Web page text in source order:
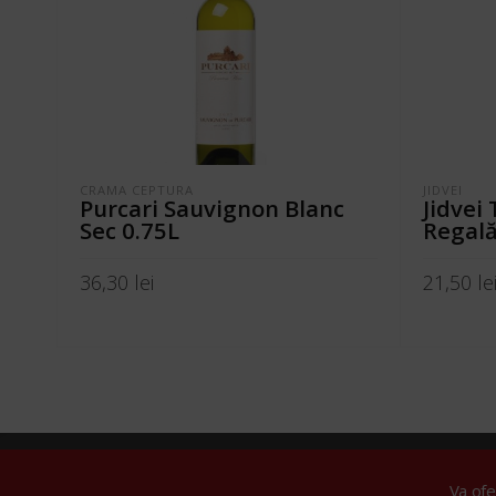
CRAMA CEPTURA
Purcari Sauvignon Blanc
Sec 0.75L
36,30 lei
JIDVEI
Jidvei
21,50 lei
© 2024
Va